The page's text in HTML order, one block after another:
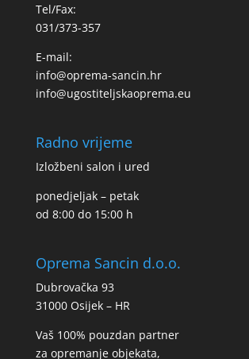
Tel/Fax:
031/373-357
E-mail:
info@oprema-sancin.hr
info@ugostiteljskaoprema.eu
Radno vrijeme
Izložbeni salon i ured
ponedjeljak – petak
od 8:00 do 15:00 h
Oprema Sancin d.o.o.
Dubrovačka 93
31000 Osijek – HR
Vaš 100% pouzdan partner
za opremanje objekata,